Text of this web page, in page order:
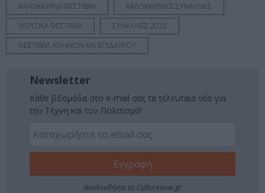
ΚΑΛΟΚΑΙΡΙΝΑ ΦΕΣΤΙΒΑΛ
ΚΑΛΟΚΑΙΡΙΝΕΣ ΣΥΝΑΥΛΙΕΣ
ΜΟΥΣΙΚΑ ΦΕΣΤΙΒΑΛ
ΣΥΝΑΥΛΙΕΣ 2022
ΦΕΣΤΙΒΑΛ ΑΘΗΝΩΝ ΚΑΙ ΕΠΙΔΑΥΡΟΥ
Newsletter
Κάθε βδομάδα στο e-mail σας τα τελευταία νέα για
την Τέχνη και τον Πολιτισμό!
Ακολουθήστε το Culturenow.gr